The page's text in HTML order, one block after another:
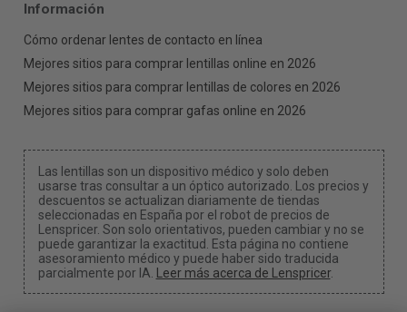
Información
Cómo ordenar lentes de contacto en línea
Mejores sitios para comprar lentillas online en 2026
Mejores sitios para comprar lentillas de colores en 2026
Mejores sitios para comprar gafas online en 2026
Las lentillas son un dispositivo médico y solo deben
usarse tras consultar a un óptico autorizado. Los precios y
descuentos se actualizan diariamente de tiendas
seleccionadas en España por el robot de precios de
Lenspricer. Son solo orientativos, pueden cambiar y no se
puede garantizar la exactitud. Esta página no contiene
asesoramiento médico y puede haber sido traducida
parcialmente por IA. Leer más acerca de Lenspricer.